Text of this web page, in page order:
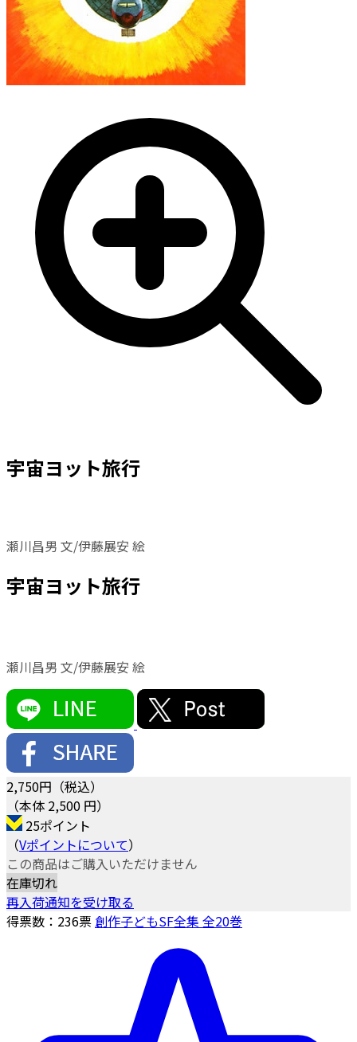
宇宙ヨット旅行
瀬川昌男 文/伊藤展安 絵
宇宙ヨット旅行
瀬川昌男 文/伊藤展安 絵
2,750円（税込）
（本体 2,500 円）
25ポイント
（Vポイントについて）
この商品はご購入いただけません
在庫切れ
再入荷通知を受け取る
得票数： 236票 創作子どもSF全集 全20巻